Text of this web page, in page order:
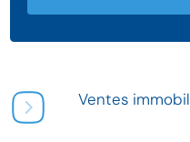
Ventes